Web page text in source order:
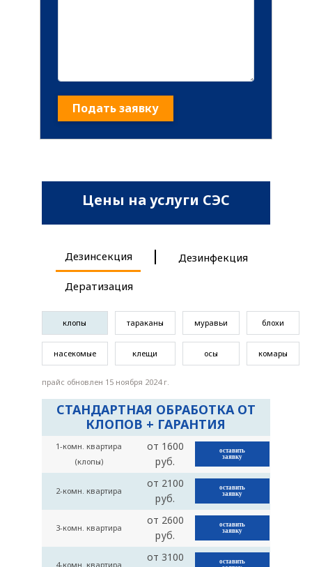
Подать заявку
Цены на услуги СЭС
Дезинсекция Дезинфекция
Дератизация
клопы тараканы муравьи блохи
насекомые клещи осы комары
прайс обновлен 15 ноября 2024 г.
СТАНДАРТНАЯ ОБРАБОТКА ОТ
КЛОПОВ + ГАРАНТИЯ
1-комн. квартира
(клопы)
от 1600
руб.
оставить
заявку
2-комн. квартира
от 2100
руб.
оставить
заявку
3-комн. квартира
от 2600
руб.
оставить
заявку
4-комн. квартира
от 3100
оставить